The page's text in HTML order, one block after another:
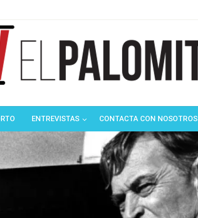
ENTREVISTAS CONTACTA CON NOSOTROS